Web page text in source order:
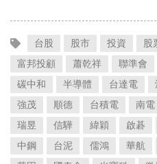
台股 股市 投資 股
富邦投顧
蕭乾祥 聯準會
碳中和
半導體 台達電
強茂
順德 台積電 南電
瑞昱
信驊 緯穎 啟碁
中鋼
台泥 儒鴻 華航